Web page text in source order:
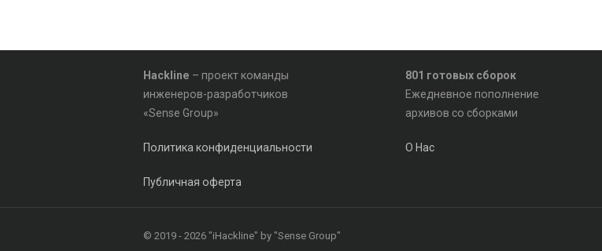
Hackline – проект команды
инженеров-разработчиков
«Sense Group»
Политика конфиденциальности
Публичная оферта
801 готовых сборок
Ежедневное пополнение
архивов со сборками
О Нас
© 2019 - 2026 "iHackline" by "Sense Group"